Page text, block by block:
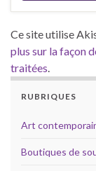
Ce site utilise
plus sur la façon
traitées.
RUBRIQUES
Art
Boutiques de